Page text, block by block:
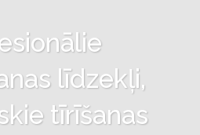
līdzekļi,
tīrīšanas